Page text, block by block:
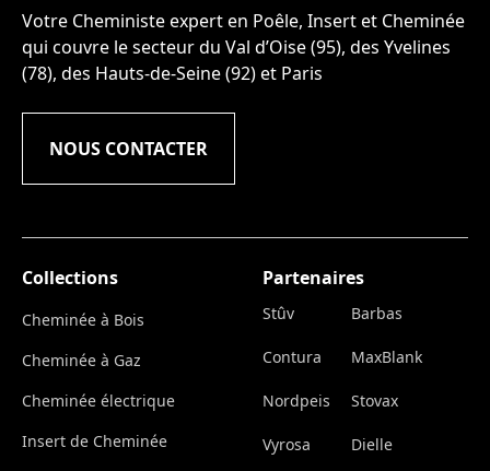
Votre Cheministe expert en Poêle, Insert et Cheminée
qui couvre le secteur du Val d’Oise (95), des Yvelines
(78), des Hauts-de-Seine (92) et Paris
NOUS CONTACTER
Collections
Cheminée à Bois
Cheminée à Gaz
Cheminée électrique
Insert de Cheminée
Partenaires
Stûv Barbas
Contura MaxBlank
Nordpeis Stovax
Vyrosa Dielle